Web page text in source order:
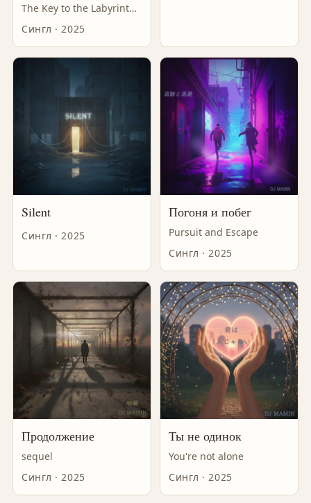
The Key to the Labyrinth of Dreams
Сингл · 2025
Silent
Сингл · 2025
Погоня и побег
Pursuit and Escape
Сингл · 2025
Продолжение
sequel
Сингл · 2025
Ты не одинок
You're not alone
Сингл · 2025